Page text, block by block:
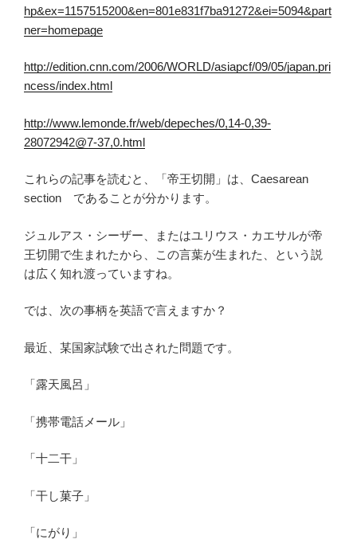
hp&ex=1157515200&en=801e831f7ba91272&ei=5094&part
ner=homepage
http://edition.cnn.com/2006/WORLD/asiapcf/09/05/japan.pri
ncess/index.html
http://www.lemonde.fr/web/depeches/0,14-0,39-
28072942@7-37,0.html
これらの記事を読むと、「帝王切開」は、Caesarean
section であることが分かります。
ジュルアス・シーザー、またはユリウス・カエサルが帝
王切開で生まれたから、この言葉が生まれた、という説
は広く知れ渡っていますね。
では、次の事柄を英語で言えますか？
最近、某国家試験で出された問題です。
「露天風呂」
「携帯電話メール」
「十二干」
「干し菓子」
「にがり」